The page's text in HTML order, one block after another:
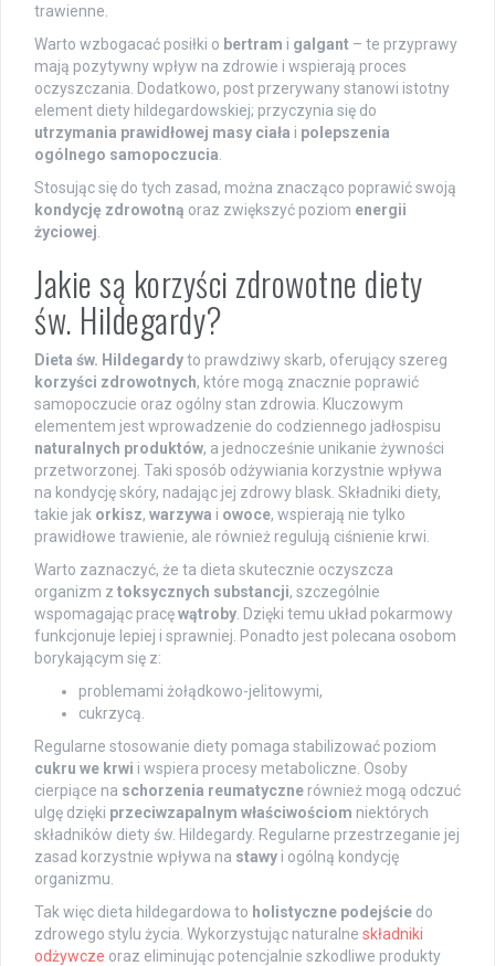
trawienne.
Warto wzbogacać posiłki o bertram i galgant – te przyprawy
mają pozytywny wpływ na zdrowie i wspierają proces
oczyszczania. Dodatkowo, post przerywany stanowi istotny
element diety hildegardowskiej; przyczynia się do
utrzymania prawidłowej masy ciała i polepszenia
ogólnego samopoczucia
Stosując się do tych zasad, można znacząco poprawić swoją
kondycję zdrowotną oraz zwiększyć poziom energii
życiowej
Jakie są korzyści zdrowotne diety
św. Hildegardy?
Dieta św. Hildegardyto prawdziwy skarb, oferujący szereg
korzyści zdrowotnych, które mogą znacznie poprawić
samopoczucie oraz ogólny stan zdrowia. Kluczowym
elementem jest wprowadzenie do codziennego jadłospisu
naturalnych produktów, a jednocześnie unikanie żywności
przetworzonej. Taki sposób odżywiania korzystnie wpływa
na kondycję skóry, nadając jej zdrowy blask. Składniki diety,
takie jak orkisz, warzywa i owoce, wspierają nie tylko
prawidłowe trawienie, ale również regulują ciśnienie krwi.
Warto zaznaczyć, że ta dieta skutecznie oczyszcza
organizm z toksycznych substancji, szczególnie
wspomagając pracęwątroby . Dzięki temu układ pokarmowy
funkcjonuje lepiej i sprawniej. Ponadto jest polecana osobom
borykającym się z:
problemami żołądkowo-jelitowymi,
cukrzycą.
Regularne stosowanie diety pomaga stabilizować poziom
cukru we krwi i wspiera procesy metaboliczne. Osoby
cierpiące na schorzenia reumatyczne również mogą odczuć
ulgę dzięki przeciwzapalnym właściwościom niektórych
składników diety św. Hildegardy. Regularne przestrzeganie jej
zasad korzystnie wpływa na stawy i ogólną kondycję
organizmu.
Tak więc dieta hildegardowa to holistyczne podejście do
zdrowego stylu życia. Wykorzystując naturalne składniki
odżywcze oraz eliminując potencjalnie szkodliwe produkty